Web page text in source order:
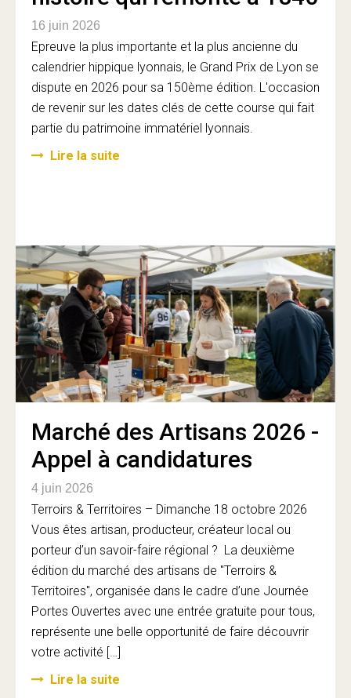
16 juin 2026
Epreuve la plus importante et la plus ancienne du
calendrier hippique lyonnais, le Grand Prix de Lyon se
dispute en 2026 pour sa 150ème édition. L'occasion
de revenir sur les dates clés de cette course qui fait
partie du patrimoine immatériel lyonnais.
Lire la suite
Marché des Artisans 2026 -
Appel à candidatures
4 juin 2026
Terroirs & Territoires – Dimanche 18 octobre 2026
Vous êtes artisan, producteur, créateur local ou
porteur d’un savoir-faire régional ? La deuxième
édition du marché des artisans de "Terroirs &
Territoires", organisée dans le cadre d’une Journée
Portes Ouvertes avec une entrée gratuite pour tous,
représente une belle opportunité de faire découvrir
votre activité […]
Lire la suite